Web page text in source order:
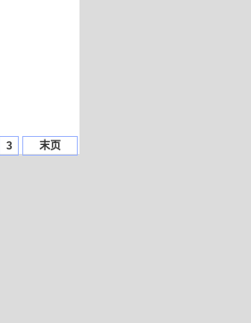
3 末页